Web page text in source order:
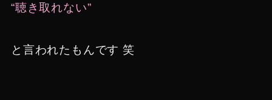
“聴き取れない”
と言われたもんです 笑